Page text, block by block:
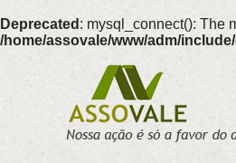
Deprecated : mysql_connect(): The
/home/assovale/www/adm/